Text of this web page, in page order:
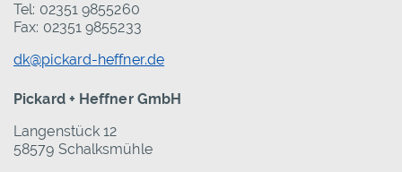
Tel: 02351 9855260
Fax: 02351 9855233
dk@pickard-heffner.de
Pickard + Heffner GmbH
Langenstück 12
58579 Schalksmühle